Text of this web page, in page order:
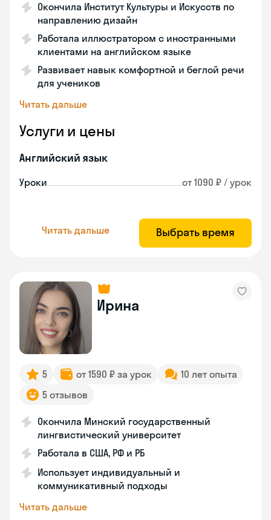
Окончила Институт Культуры и Искусств по
направлению дизайн
Работала иллюстратором с иностранными
клиентами на английском языке
Развивает навык комфортной и беглой речи
для учеников
Читать дальше
Услуги и цены
Английский язык
Уроки от 1090 ₽ / урок
Читать дальше Выбрать время
Ирина
5 от 1590 ₽ за урок
10 лет опыта
5 отзывов
Окончила Минский государственный
лингвистический университет
Работала в США, РФ и РБ
Использует индивидуальный и
коммуникативный подходы
Читать дальше